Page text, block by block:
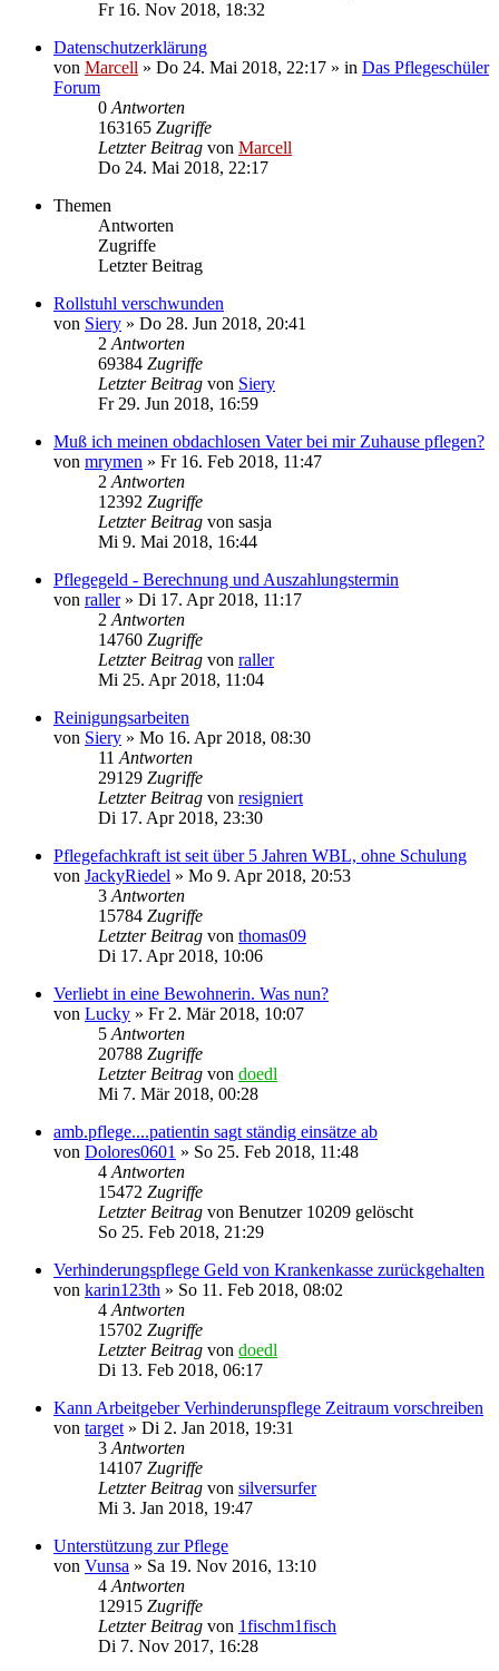
Fr 16. Nov 2018, 18:32
Datenschutzerklärung
von Marcell » Do 24. Mai 2018, 22:17 » in Das Pflegeschüler
Forum
0 Antworten
163165 Zugriffe
Letzter Beitrag von Marcell
Do 24. Mai 2018, 22:17
Themen
Antworten
Zugriffe
Letzter Beitrag
Rollstuhl verschwunden
von Siery » Do 28. Jun 2018, 20:41
2 Antworten
69384 Zugriffe
Letzter Beitrag von Siery
Fr 29. Jun 2018, 16:59
Muß ich meinen obdachlosen Vater bei mir Zuhause pflegen?
von mrymen » Fr 16. Feb 2018, 11:47
2 Antworten
12392 Zugriffe
Letzter Beitrag von sasja
Mi 9. Mai 2018, 16:44
Pflegegeld - Berechnung und Auszahlungstermin
von raller» Di 17. Apr 2018, 11:17
2 Antworten
14760 Zugriffe
Letzter Beitrag von raller
Mi 25. Apr 2018, 11:04
Reinigungsarbeiten
von Siery » Mo 16. Apr 2018, 08:30
11 Antworten
29129 Zugriffe
Letzter Beitrag von resigniert
Di 17. Apr 2018, 23:30
Pflegefachkraft ist seit über 5 Jahren WBL, ohne Schulung
von JackyRiedel » Mo 9. Apr 2018, 20:53
3 Antworten
15784 Zugriffe
Letzter Beitrag von thomas09
Di 17. Apr 2018, 10:06
Verliebt in eine Bewohnerin. Was nun?
von Lucky » Fr 2. Mär 2018, 10:07
5 Antworten
20788 Zugriffe
Letzter Beitrag von doedl
Mi 7. Mär 2018, 00:28
amb.pflege....patientin sagt ständig einsätze ab
von Dolores0601 » So 25. Feb 2018, 11:48
4 Antworten
15472 Zugriffe
Letzter Beitrag von Benutzer 10209 gelöscht
So 25. Feb 2018, 21:29
Verhinderungspflege Geld von Krankenkasse zurückgehalten
von karin123th » So 11. Feb 2018, 08:02
4 Antworten
15702 Zugriffe
Letzter Beitrag von doedl
Di 13. Feb 2018, 06:17
Kann Arbeitgeber Verhinderunspflege Zeitraum vorschreiben
von target » Di 2. Jan 2018, 19:31
3 Antworten
14107 Zugriffe
Letzter Beitrag von silversurfer
Mi 3. Jan 2018, 19:47
Unterstützung zur Pflege
von Vunsa » Sa 19. Nov 2016, 13:10
4 Antworten
12915 Zugriffe
Letzter Beitrag von 1fischm1fisch
Di 7. Nov 2017, 16:28